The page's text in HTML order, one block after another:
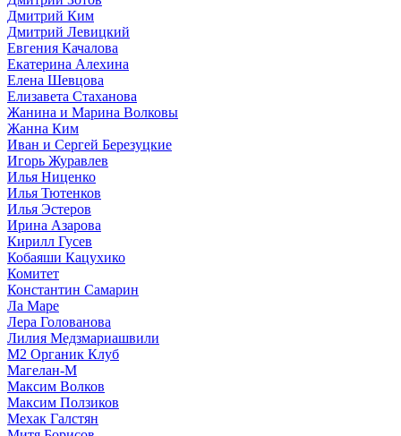
Дмитрий Ким
Дмитрий Левицкий
Евгения Качалова
Екатерина Алехина
Елена Шевцова
Елизавета Стаханова
Жанина и Марина Волковы
Жанна Ким
Иван и Сергей Березуцкие
Игорь Журавлев
Илья Ниценко
Илья Тютенков
Илья Эстеров
Ирина Азарова
Кирилл Гусев
Кобаяши Кацухико
Комитет
Константин Самарин
Ла Маре
Лера Голованова
Лилия Медзмариашвили
М2 Органик Клуб
Магелан-М
Максим Волков
Максим Ползиков
Мехак Галстян